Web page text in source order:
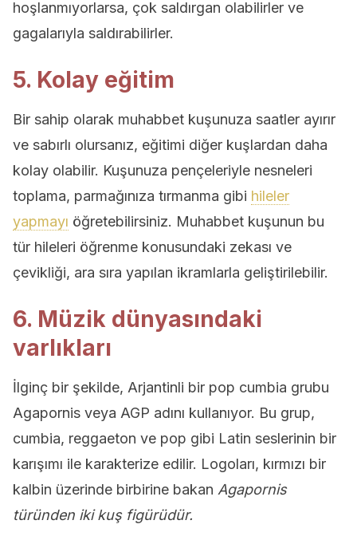
hoşlanmıyorlarsa, çok saldırgan olabilirler ve
gagalarıyla saldırabilirler.
5. Kolay eğitim
Bir sahip olarak muhabbet kuşunuza saatler ayırır
ve sabırlı olursanız, eğitimi diğer kuşlardan daha
kolay olabilir. Kuşunuza pençeleriyle nesneleri
toplama, parmağınıza tırmanma gibi hileler
yapmayı öğretebilirsiniz. Muhabbet kuşunun bu
tür hileleri öğrenme konusundaki zekası ve
çevikliği, ara sıra yapılan ikramlarla geliştirilebilir.
6. Müzik dünyasındaki
varlıkları
İlginç bir şekilde, Arjantinli bir pop cumbia grubu
Agapornis veya AGP adını kullanıyor. Bu grup,
cumbia, reggaeton ve pop gibi Latin seslerinin bir
karışımı ile karakterize edilir. Logoları, kırmızı bir
kalbin üzerinde birbirine bakan Agapornis
türünden iki kuş figürüdür.